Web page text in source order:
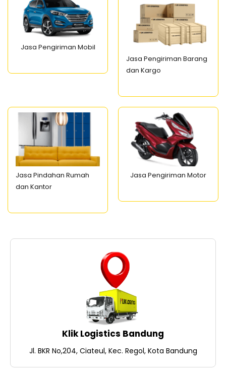
Jasa Pengiriman Mobil
Jasa Pengiriman Barang
dan Kargo
Jasa Pindahan Rumah
dan Kantor
Jasa Pengiriman Motor
Klik Logistics Bandung
Jl. BKR No,204, Ciateul, Kec. Regol, Kota Bandung